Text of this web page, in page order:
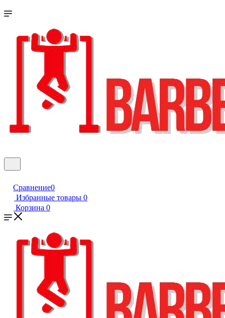
Сравнение0
Избранные товары 0
Корзина 0